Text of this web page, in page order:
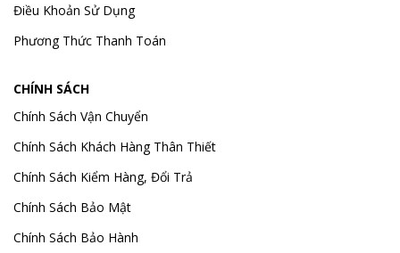
Điều Khoản Sử Dụng
Phương Thức Thanh Toán
CHÍNH SÁCH
Chính Sách Vận Chuyển
Chính Sách Khách Hàng Thân Thiết
Chính Sách Kiểm Hàng, Đổi Trả
Chính Sách Bảo Mật
Chính Sách Bảo Hành